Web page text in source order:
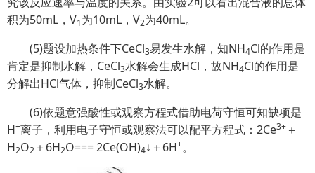
积为50mL，V1为10mL，V2为40mL。
(5)题设加热条件下CeCl3易发生水解，知NH4Cl的作用是
肯定是抑制水解，CeCl3水解会生成HCl，故NH4Cl的作用是
分解出HCl气体，抑制CeCl3水解。
(6)依题意强酸性或观察方程式借助电荷守恒可知缺项是
H+离子，利用电子守恒或观察法可以配平方程式：2Ce3+ ＋
H2O2 ＋6H2O=== 2Ce(OH)4↓＋6H+。